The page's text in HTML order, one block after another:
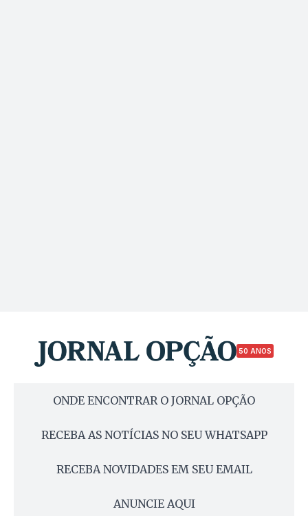
50 ANOS
ONDE ENCONTRAR O JORNAL OPÇÃO
RECEBA AS NOTÍCIAS NO SEU WHATSAPP
RECEBA NOVIDADES EM SEU EMAIL
ANUNCIE AQUI